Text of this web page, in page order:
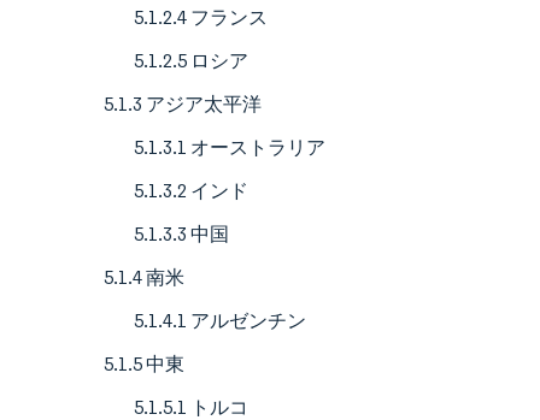
5.1.2.4 フランス
5.1.2.5 ロシア
5.1.3 アジア太平洋
5.1.3.1 オーストラリア
5.1.3.2 インド
5.1.3.3 中国
5.1.4 南米
5.1.4.1 アルゼンチン
5.1.5 中東
5.1.5.1 トルコ